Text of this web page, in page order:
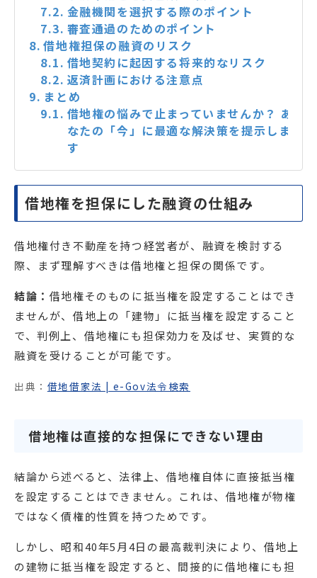
金融機関を選択する際のポイント
審査通過のためのポイント
借地権担保の融資のリスク
借地契約に起因する将来的なリスク
返済計画における注意点
まとめ
借地権の悩みで止まっていませんか？ あ
なたの「今」に最適な解決策を提示しま
す
借地権を担保にした融資の仕組み
借地権付き不動産を持つ経営者が、融資を検討する
際、まず理解すべきは借地権と担保の関係です。
結論： 借地権そのものに抵当権を設定することはでき
ませんが、借地上の「建物」に抵当権を設定すること
で、判例上、借地権にも担保効力を及ばせ、実質的な
融資を受けることが可能です。
出典： 借地借家法 | e-Gov法令検索
借地権は直接的な担保にできない理由
結論から述べると、法律上、借地権自体に直接抵当権
を設定することはできません。これは、借地権が物権
ではなく債権的性質を持つためです。
しかし、昭和40年5月4日の最高裁判決により、借地上
の建物に抵当権を設定すると、間接的に借地権にも担